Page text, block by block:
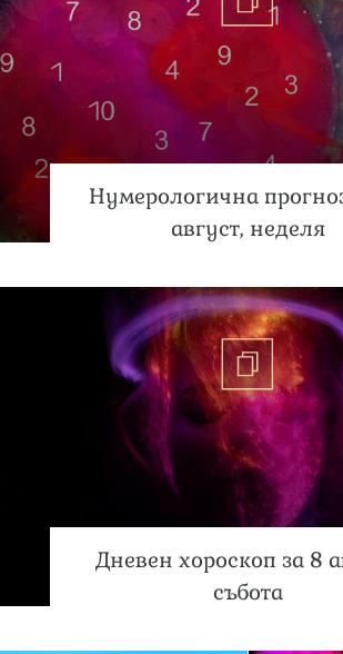
Нумерологична
август, неделя
Дневен хороскоп за 8
събота